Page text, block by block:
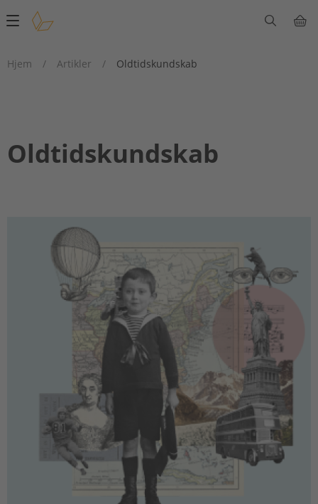
Main
Hjem
/ Artikler / Oldtidskundskab
Oldtidskundskab